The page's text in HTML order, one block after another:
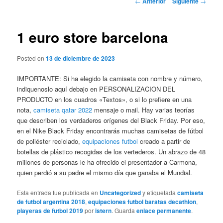
1 euro store barcelona
Posted on13 de diciembre de 2023
IMPORTANTE: Si ha elegido la camiseta con nombre y número,
indiquenoslo aquí debajo en PERSONALIZACION DEL
PRODUCTO en los cuadros «Textos», o si lo prefiere en una
nota,camiseta qatar 2022 mensaje o mail. Hay varias teorías
que describen los verdaderos orígenes del Black Friday. Por eso,
en el Nike Black Friday encontrarás muchas camisetas de fútbol
de poliéster reciclado,equipaciones futbol creado a partir de
botellas de plástico recogidas de los vertederos. Un abrazo de 48
millones de personas le ha ofrecido el presentador a Carmona,
quien perdió a su padre el mismo día que ganaba el Mundial.
Esta entrada fue publicada en Uncategorizedy etiquetadacamiseta
de futbol argentina 2018,equipaciones futbol baratas decathlon,
playeras de futbol 2019poristern. Guardaenlace permanente.